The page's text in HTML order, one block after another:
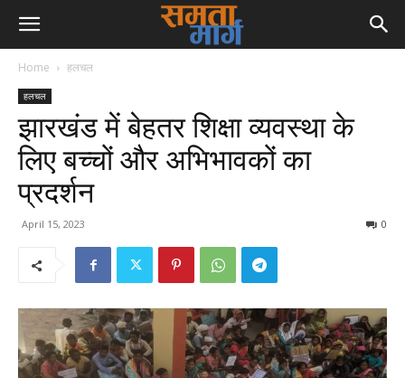
Home हलचल
हलचल
झारखंड में बेहतर शिक्षा व्यवस्था के
लिए बच्चों और अभिभावकों का
प्रदर्शन
April 15, 2023 0